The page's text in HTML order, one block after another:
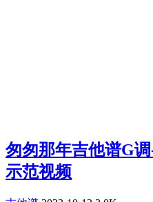
匆匆那年吉他谱G
示范视频